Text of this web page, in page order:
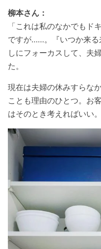
柳本さん：
「これは私のなかでもド
ですが……。『いつか来る
しにフォーカスして、夫
た。
現在は夫婦の休みすらな
ことも理由のひとつ。お
はそのとき考えればいい